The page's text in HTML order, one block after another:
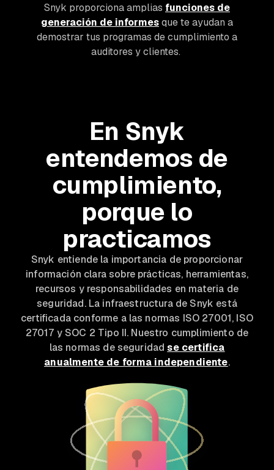
Snyk proporciona amplias funciones de
generación de informesque te ayudan a
demostrar tus programas de cumplimiento a
auditores y clientes.
En Snyk
entendemos de
cumplimiento,
porque lo
practicamos
Snyk entiende la importancia de proporcionar
información clara sobre prácticas, herramientas,
recursos y responsabilidades en materia de
seguridad. La infraestructura de Snyk está
certificada conforme a las normas ISO 27001, ISO
27017 y SOC 2 Tipo II. Nuestro cumplimiento de
las normas de seguridadse certifica
anualmente de forma independiente.